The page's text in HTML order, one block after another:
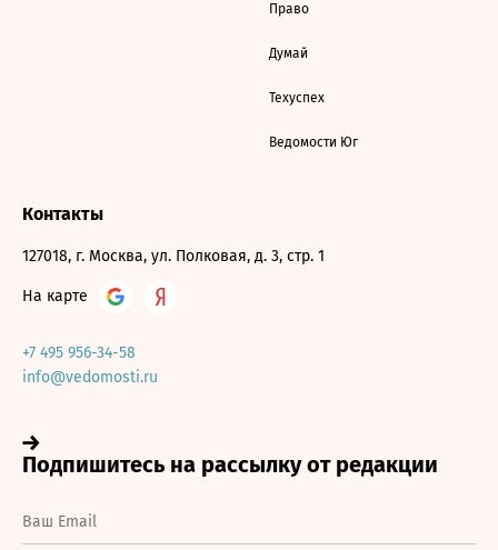
Право
Думай
Техуспех
Ведомости Юг
Контакты
127018, г. Москва, ул. Полковая, д. 3, стр. 1
На карте
+7 495 956-34-58
info@vedomosti.ru